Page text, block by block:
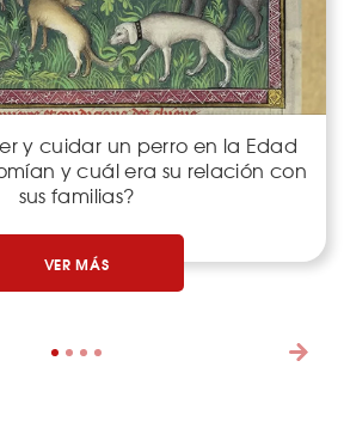
y cuidar un perro en la Edad
y cuál era su relación con
sus familias?
VER MÁS